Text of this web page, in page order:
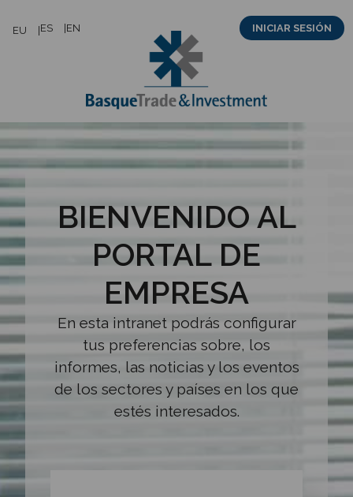
EU ES EN INICIAR SESIÓN
BIENVENIDO AL
PORTAL DE
EMPRESA
En esta intranet podrás configurar
tus preferencias sobre, los
informes, las noticias y los eventos
de los sectores y países en los que
estés interesados.